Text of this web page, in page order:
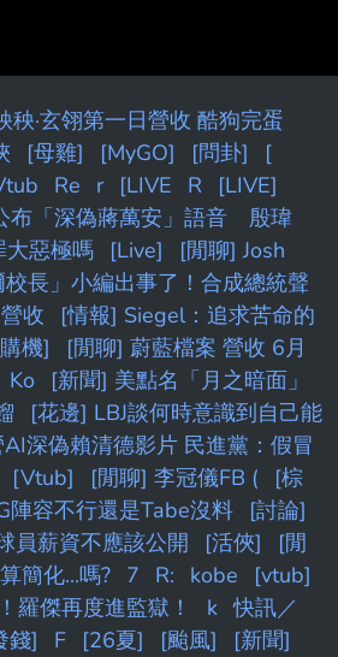
道】週一至週五 晚間8點
】週一至週五 晚間5點至7點
週一至週五 晚間10點 全新集
官方頻道YT】週一至週五 中 午
上架 --
秧·玄翎第一日營收 酷狗完蛋
[母雞] [MyGO] [問卦]
[
Re r [LIVE R
[LIVE]
布「深偽蔣萬安」語音 殷瑋
大惡極嗎 [Live]
[閒聊] Josh
長」小編出事了！合成總統聲
收
[情報] Siegel：追求苦命的
機]
[閒聊] 蔚藍檔案 營收 6月
Ko
[新聞] 美點名「月之暗面」
[花邊] LBJ談何時意識到自己能
深偽賴清德影片 民進黨：假冒
[Vtub] [閒聊] 李冠儀FB (
[棕
陣容不行還是Tabe沒料
[討論]
員薪資不應該公開 [活俠]
[閒
簡化...嗎? 7 R: kobe
[vtub]
羅傑再度進監獄！ k 快訊／
錢] F [26夏] [颱風]
[新聞]